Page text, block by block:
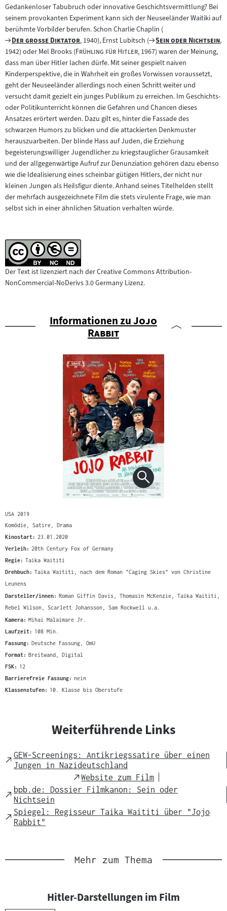
Gedankenloser Tabubruch oder innovative Geschichtsvermittlung? Bei
seinem provokanten Experiment kann sich der Neuseeländer Waitiki auf
berühmte Vorbilder berufen. Schon Charlie Chaplin (
Zum
Filmarchiv:
"
Der große Diktator"
, 1940), Ernst Lubitsch (
Zum
Filmarchiv:
"
Sein oder Nichtsein",
1942) oder Mel Brooks ("Frühling für Hitler", 1967) waren der Meinung,
dass man über Hitler lachen dürfe. Mit seiner gespielt naiven
Kinderperspektive, die in Wahrheit ein großes Vorwissen voraussetzt,
geht der Neuseeländer allerdings noch einen Schritt weiter und
versucht damit gezielt ein junges Publikum zu erreichen. Im Geschichts-
oder Politikunterricht können die Gefahren und Chancen dieses
Ansatzes erörtert werden. Dazu gilt es, hinter die Fassade des
schwarzen Humors zu blicken und die attackierten Denkmuster
herauszuarbeiten. Der blinde Hass auf Juden, die Erziehung
begeisterungswilliger Jugendlicher zu kriegstauglicher Grausamkeit
und der allgegenwärtige Aufruf zur Denunziation gehören dazu ebenso
wie die Idealisierung eines scheinbar gütigen Hitlers, der nicht nur
kleinen Jungen als Heilsfigur diente. Anhand seines Titelhelden stellt
der mehrfach ausgezeichnete Film die stets virulente Frage, wie man
selbst sich in einer ähnlichen Situation verhalten würde.
Der Text ist lizenziert nach der Creative Commons Attribution-
NonCommercial-NoDerivs 3.0 Germany Lizenz.
Informationen zu"
Jojo
Rabbit"
USA 2019
Komödie, Satire, Drama
Kinostart: 23.01.2020
Verleih: 20th Century Fox of Germany
Regie: Taika Waititi
Drehbuch: Taika Waititi, nach dem Roman "Caging Skies" von Christine
Leunens
Darsteller/innen: Roman Giffin Davis, Thomasin McKenzie, Taika Waititi,
Rebel Wilson, Scarlett Johansson, Sam Rockwell u.a.
Kamera: Mihai Malaimare Jr.
Laufzeit: 108 Min.
Fassung: Deutsche Fassung, OmU
Format: Breitwand, Digital
FSK: 12
Barrierefreie Fassung: nein
Klassenstufen: 10. Klasse bis Oberstufe
Weiterführende Links
External
Link
GEW-Screenings: Antikriegssatire über einen
Jungen in Nazideutschland
External
Link
Website zum Film
External
Link
bpb.de: Dossier Filmkanon: Sein oder
Nichtsein
External
Link
Spiegel: Regisseur Taika Waititi über "Jojo
Rabbit"
Mehr zum Thema
Hitler-Darstellungen im Film